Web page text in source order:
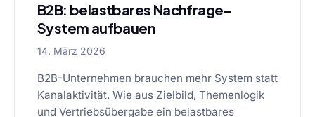
B2B: belastbares Nachfrage-
System aufbauen
14. März 2026
B2B-Unternehmen brauchen mehr System statt
Kanalaktivität. Wie aus Zielbild, Themenlogik
und Vertriebsübergabe ein belastbares